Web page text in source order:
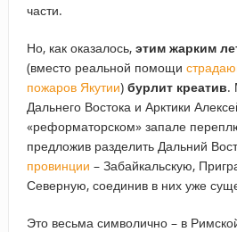
части.
Но, как оказалось, этим жарким
(вместо реальной помощи
пожаров Якутии)бурлит креатив.
Дальнего Востока и Арктики
«реформаторском» запале
предложив разделить Дальний
провинции – Забайкальскую,
Северную, соединив в них уже
Это весьма символично – в